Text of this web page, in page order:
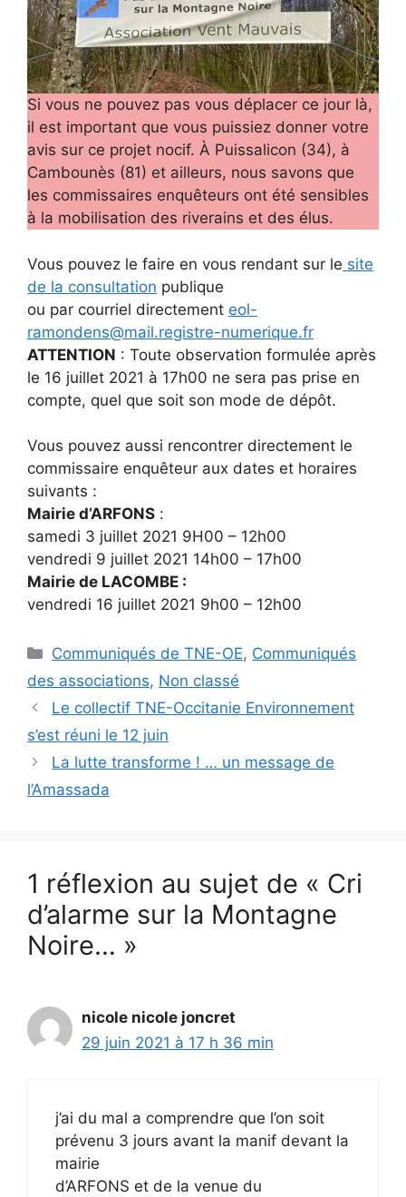
Si vous ne pouvez pas vous déplacer ce jour là,
il est important que vous puissiez donner votre
avis sur ce projet nocif. À Puissalicon (34), à
Cambounès (81) et ailleurs, nous savons que
les commissaires enquêteurs ont été sensibles
à la mobilisation des riverains et des élus.
Vous pouvez le faire en vous rendant sur le site
de la consultation publique
ou par courriel directement eol-
ramondens@mail.registre-numerique.fr
ATTENTION : Toute observation formulée après
le 16 juillet 2021 à 17h00 ne sera pas prise en
compte, quel que soit son mode de dépôt.
Vous pouvez aussi rencontrer directement le
commissaire enquêteur aux dates et horaires
suivants :
Mairie d’ARFONS :
samedi 3 juillet 2021 9H00 – 12h00
vendredi 9 juillet 2021 14h00 – 17h00
Mairie de LACOMBE :
vendredi 16 juillet 2021 9h00 – 12h00
Catégories
Communiqués de TNE-OE, Communiqués
des associations, Non classé
Le collectif TNE-Occitanie Environnement
s’est réuni le 12 juin
La lutte transforme ! … un message de
l’Amassada
1 réflexion au sujet de « Cri
d’alarme sur la Montagne
Noire… »
nicole nicole joncret
29 juin 2021 à 17 h 36 min
j’ai du mal a comprendre que l’on soit
prévenu 3 jours avant la manif devant la
mairie
d’ARFONS et de la venue du